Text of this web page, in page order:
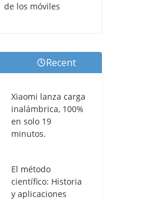
de los móviles
Recent
Xiaomi lanza carga
inalámbrica, 100%
en solo 19
minutos.
El método
científico: Historia
y aplicaciones